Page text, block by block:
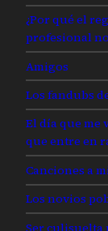
¿Por qué el
profesional
Amigos
Los fandubs
El día que me
que entre en
Canciones a
Los novios
Ser culisuelta